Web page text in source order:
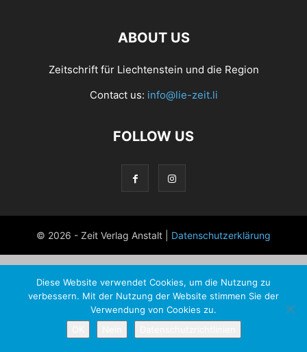
ABOUT US
Zeitschrift für Liechtenstein und die Region
Contact us: info@lie-zeit.li
FOLLOW US
© 2026 - Zeit Verlag Anstalt | Datenschutzerklärung
Diese Website verwendet Cookies, um die Nutzung zu
verbessern. Mit der Nutzung der Website stimmen Sie der
Verwendung von Cookies zu.